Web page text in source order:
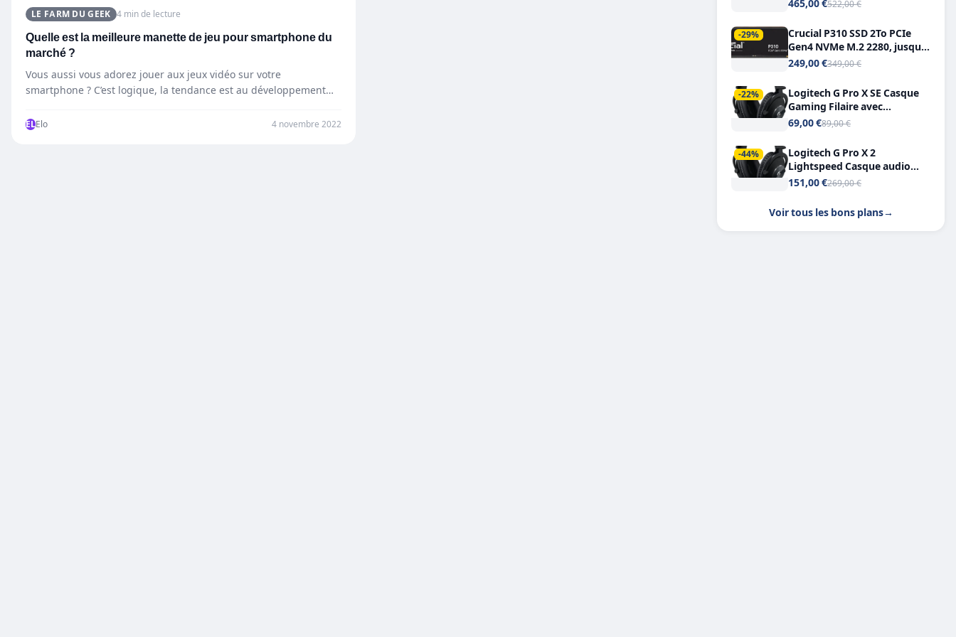
LE FARM DU GEEK 4 min de lecture
Quelle est la meilleure manette de jeu pour smartphone du
marché ?
Vous aussi vous adorez jouer aux jeux vidéo sur votre
smartphone ? C’est logique, la tendance est au développement…
ELElo 4 novembre 2022
465,00 €522,00 €
-29%
Crucial P310 SSD 2To PCIe
Gen4 NVMe M.2 2280, jusqu’à
7.100 Mo/s
249,00 €349,00 €
-22%
Logitech G Pro X SE Casque
Gaming Filaire avec
Microphone Micro
7.1
69,00 €89,00 €
-44%
Logitech G Pro X 2
Lightspeed Casque audio
bluetooth
151,00 €269,00 €
Voir tous les bons plans→